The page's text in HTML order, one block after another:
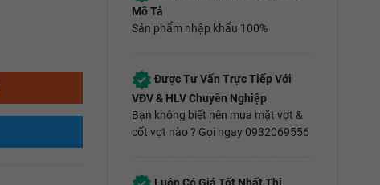
Mô Tả
Sản phẩm nhập khẩu 100%
Được Tư Vấn Trực Tiếp Với
VĐV & HLV Chuyên Nghiệp
Bạn không biết nên mua mặt vợt &
cốt vợt nào ? Gọi ngay 0932069556